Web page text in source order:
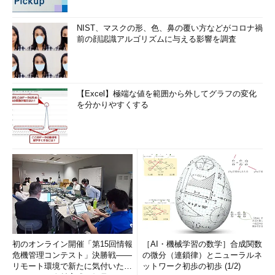
NIST、マスクの形、色、鼻の覆い方などがコロナ禍
前の顔認識アルゴリズムに与える影響を調査
【Excel】極端な値を範囲から外してグラフの変化
を分かりやすくする
初のオンライン開催「第15回情報
危機管理コンテスト」決勝戦――
リモート環境で新たに気付いたセ
［AI・機械学習の数学］合成関数
の微分（連鎖律）とニューラルネ
ットワーク初歩の初歩 (1/2)